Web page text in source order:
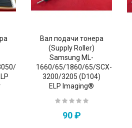
3051/4521,
Вал подачи тонера
(Supply Roller)
Samsung ML-
1660/65/1860/65/SCX-
3200/3205 (D104)
ELP Imaging®
90 ₽